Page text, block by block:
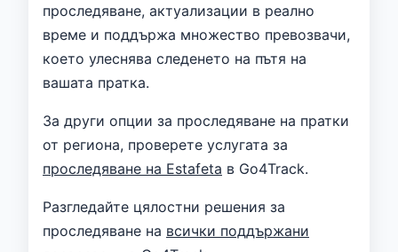
проследяване, актуализации в реално
време и поддържа множество превозвачи,
което улеснява следенето на пътя на
вашата пратка.
За други опции за проследяване на пратки
от региона, проверете услугата за
проследяване на Estafeta в Go4Track.
Разгледайте цялостни решения за
проследяване на всички поддържани